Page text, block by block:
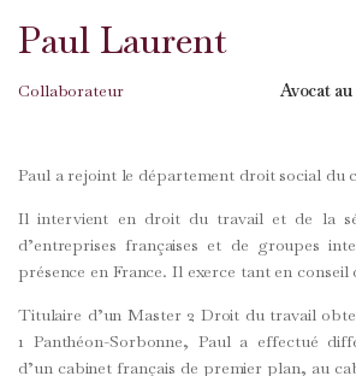
Paul Laurent
Collaborateur Avocat
Paul a rejoint le département droit social du
Il intervient en droit du travail et de la
d’entreprises françaises et de groupes
présence en France. Il exerce tant en conseil
Titulaire d’un Master 2 Droit du travail
1 Panthéon-Sorbonne, Paul a effectué
d’un cabinet français de premier plan, au